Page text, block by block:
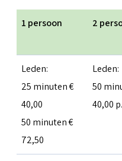
1 persoon 2
Leden:
25 minuten €
40,00
50 minuten €
72,50
Leden:
50
40,00